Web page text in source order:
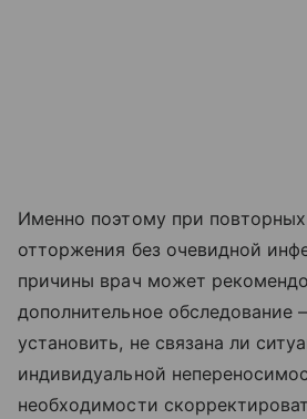
Именно поэтому при повторных
отторжения без очевидной
причины врач может
дополнительное обследование
установить, не связана ли
индивидуальной
необходимости